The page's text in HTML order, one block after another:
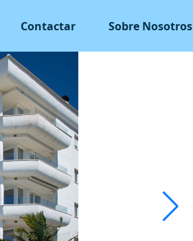
Contactar Sobre Nosotros